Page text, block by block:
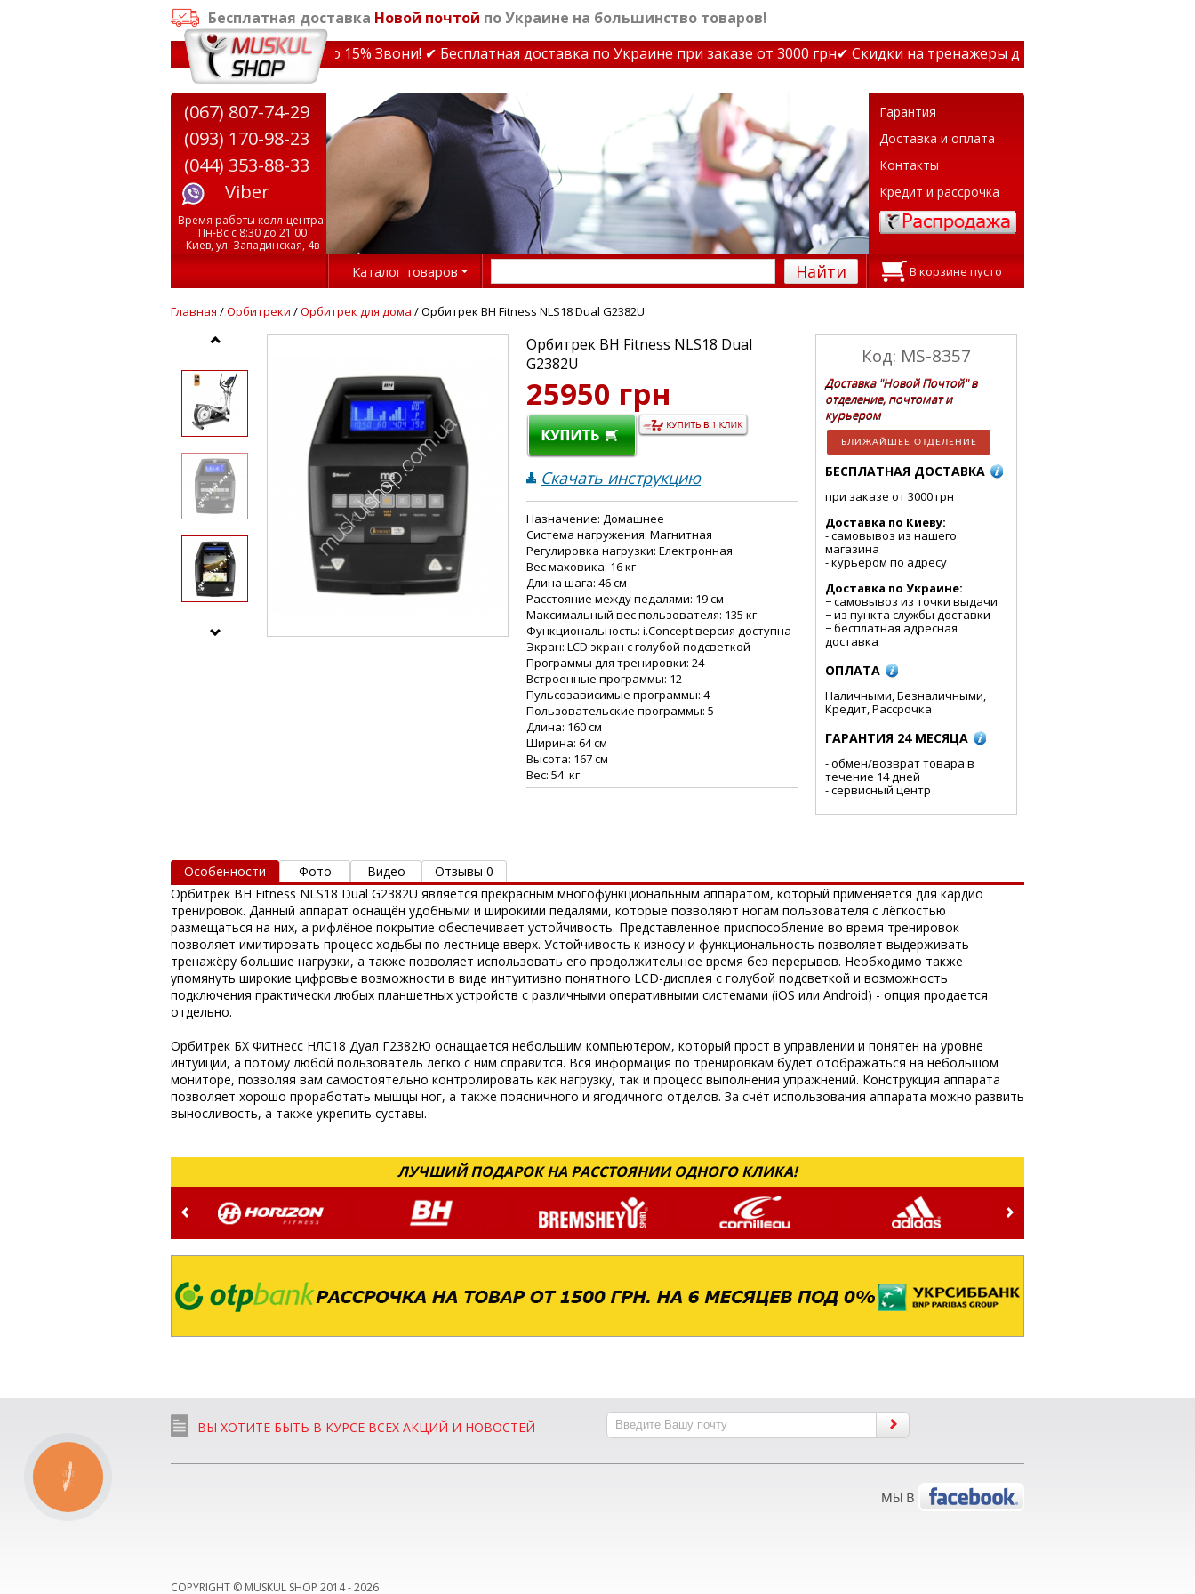
Бесплатная доставка Новой почтой по Украине на большинство товаров!
✔ Скидки на тренажеры до 15% Звони! ✔ Бесплатная доставка по Украине при заказе от 3000 грн✔ Скидки на тренажеры до 15% Звони! ✔
Гарантия
Доставка и оплата
Контакты
Кредит и рассрочка
(067) 807-74-29
(093) 170-98-23
(044) 353-88-33
Viber
Время работы колл-центра:
Пн-Вс с 8:30 до 21:00
Киев, ул. Западинская, 4в
Каталог товаров Найти В корзине пусто
Главная /Орбитреки /Орбитрек для дома / Орбитрек BH Fitness NLS18 Dual G2382U
Орбитрек BH Fitness NLS18 Dual
G2382U
25950 грн
Скачать инструкцию
Назначение: Домашнее
Система нагружения: Магнитная
Регулировка нагрузки: Електронная
Вес маховика: 16 кг
Длина шага: 46 см
Расстояние между педалями: 19 см
Максимальный вес пользователя: 135 кг
Функциональность: i.Concept версия доступна
Экран: LCD экран с голубой подсветкой
Программы для тренировки: 24
Встроенные программы: 12
Пульсозависимые программы: 4
Пользовательские программы: 5
Длина: 160 см
Ширина: 64 см
Высота: 167 см
Вес: 54 кг
Код: MS-8357
Доставка "Новой Почтой" в
отделение, почтомат и
курьером
БЛИЖАЙШЕЕ ОТДЕЛЕНИЕ
БЕСПЛАТНАЯ ДОСТАВКА
при заказе от 3000 грн
Доставка по Киеву:
- cамовывоз из нашего
магазина
- курьером по адресу
Доставка по Украине:
− самовывоз из точки выдачи
− из пункта службы доставки
− бесплатная адресная
доставка
ОПЛАТА
Наличными, Безналичными,
Кредит, Рассрочка
ГАРАНТИЯ 24 МЕСЯЦА
- обмен/возврат товара в
течение 14 дней
- сервисный центр
Особенности Фото Видео
Отзывы 0
Орбитрек ​​BH Fitness NLS18 Dual ​​G2382U является прекрасным многофункциональным аппаратом, который применяется для кардио
тренировок. Данный аппарат оснащён удобными и широкими педалями, которые позволяют ногам пользователя с лёгкостью
размещаться на них, а рифлёное покрытие обеспечивает устойчивость. Представленное приспособление во время тренировок
позволяет имитировать процесс ходьбы по лестнице вверх. Устойчивость к износу и функциональность позволяет выдерживать
тренажёру большие нагрузки, а также позволяет использовать его продолжительное время без перерывов. Необходимо также
упомянуть широкие цифровые возможности в виде интуитивно понятного LCD-дисплея с голубой подсветкой и возможность
подключения практически любых планшетных устройств с различными оперативными системами (iOS или Android) - опция продается
отдельно.
Орбитрек ​​БХ Фитнесс НЛС18 Дуал ​​Г2382Ю оснащается небольшим компьютером, который прост в управлении и понятен на уровне
интуиции, а потому любой пользователь легко с ним справится. Вся информация по тренировкам будет отображаться на небольшом
мониторе, позволяя вам самостоятельно контролировать как нагрузку, так и процесс выполнения упражнений. Конструкция аппарата
позволяет хорошо проработать мышцы ног, а также поясничного и ягодичного отделов. За счёт использования аппарата можно развить
выносливость, а также укрепить суставы.
ЛУЧШИЙ ПОДАРОК НА РАССТОЯНИИ ОДНОГО КЛИКА!
ВЫ ХОТИТЕ БЫТЬ В КУРСЕ ВСЕХ АКЦИЙ И НОВОСТЕЙ
COPYRIGHT © MUSKUL SHOP 2014 -2026
КНОПКА
СВЯЗИ